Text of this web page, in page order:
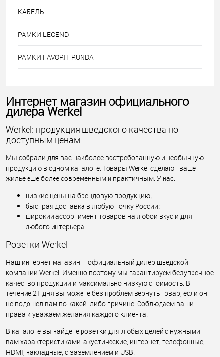
КАБЕЛЬ
РАМКИ LEGEND
РАМКИ FAVORIT RUNDA
Интернет магазин официального
дилера Werkel
Werkel: продукция шведского качества по
доступным ценам
Мы собрали для вас наиболее востребованную и необычную
продукцию в одном каталоге. Товары Werkel сделают ваше
жилье еще более современным и практичным. У нас:
низкие цены на брендовую продукцию;
быстрая доставка в любую точку России;
широкий ассортимент товаров на любой вкус и для
любого интерьера.
Розетки Werkel
Наш интернет магазин – официальный дилер шведской
компании Werkel. Именно поэтому мы гарантируем безупречное
качество продукции и максимально низкую стоимость. В
течение 21 дня вы можете без проблем вернуть товар, если он
не подошел вам по какой-либо причине. Соблюдаем ваши
права и уважаем желания каждого клиента.
В каталоге вы найдете розетки для любых целей с нужными
вам характеристиками: акустические, интернет, телефонные,
HDMI, накладные, с заземлением и USB.